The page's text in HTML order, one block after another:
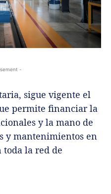
-
sigue vigente el
permite financiar la
y la mano de
y mantenimientos en
toda la red de